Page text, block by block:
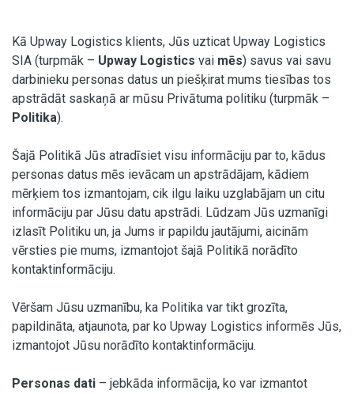
Kā Upway Logistics klients, Jūs uzticat Upway Logistics
SIA (turpmāk – Upway Logistics vai mēs) savus vai savu
darbinieku personas datus un piešķirat mums tiesības tos
apstrādāt saskaņā ar mūsu Privātuma politiku (turpmāk –
Politika).
Šajā Politikā Jūs atradīsiet visu informāciju par to, kādus
personas datus mēs ievācam un apstrādājam, kādiem
mērķiem tos izmantojam, cik ilgu laiku uzglabājam un citu
informāciju par Jūsu datu apstrādi. Lūdzam Jūs uzmanīgi
izlasīt Politiku un, ja Jums ir papildu jautājumi, aicinām
vērsties pie mums, izmantojot šajā Politikā norādīto
kontaktinformāciju.
Vēršam Jūsu uzmanību, ka Politika var tikt grozīta,
papildināta, atjaunota, par ko Upway Logistics informēs Jūs,
izmantojot Jūsu norādīto kontaktinformāciju.
Personas dati – jebkāda informācija, ko var izmantot